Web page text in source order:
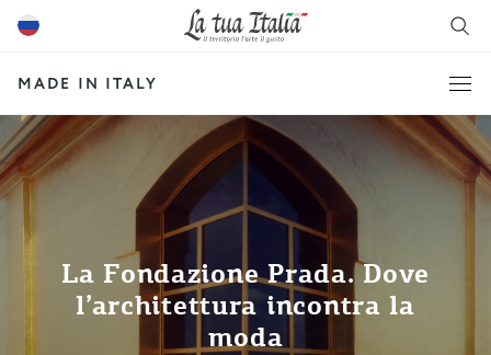
MADE IN ITALY
La Fondazione Prada. Dove
l’architettura incontra la
moda